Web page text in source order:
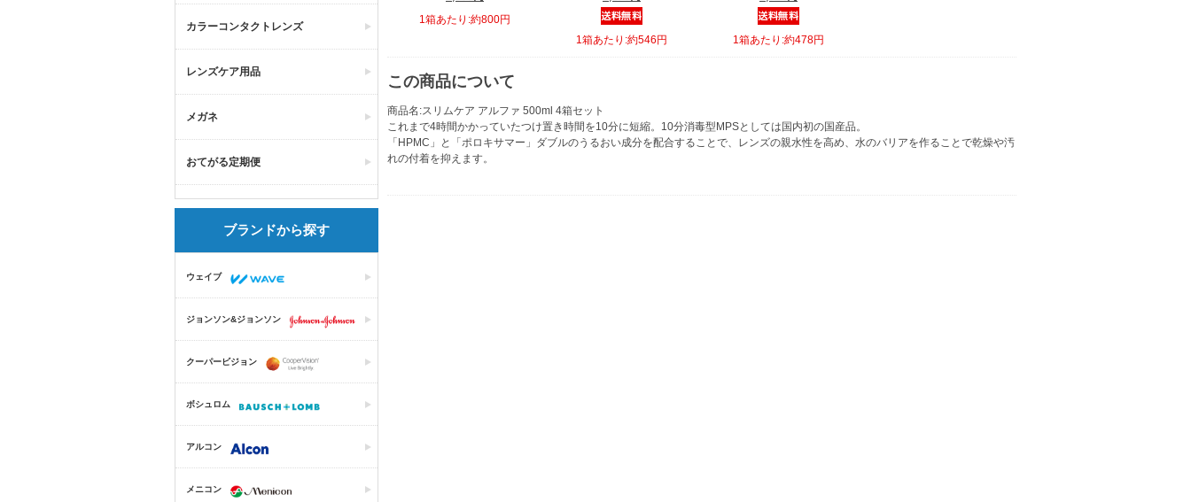
カラーコンタクトレンズ
レンズケア用品
メガネ
おてがる定期便
ブランドから探す
ウェイブ
ジョンソン&ジョンソン
クーパービジョン
ボシュロム
アルコン
メニコン
1箱あたり:約800円
1箱あたり:約546円 1箱あたり:約478円
この商品について
商品名:スリムケア アルファ 500ml 4箱セット
これまで4時間かかっていたつけ置き時間を10分に短縮。10分消毒型MPSとしては国内初の国産品。
「HPMC」と「ポロキサマー」ダブルのうるおい成分を配合することで、レンズの親水性を高め、水のバリアを作ることで乾燥や汚
れの付着を抑えます。